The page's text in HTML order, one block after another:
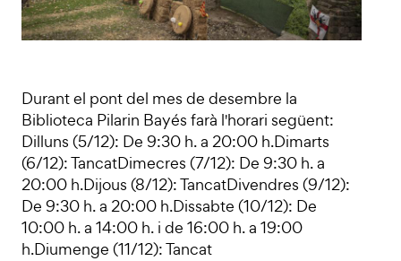
Durant el pont del mes de desembre la
Biblioteca Pilarin Bayés farà l'horari següent:
Dilluns (5/12): De 9:30 h. a 20:00 h.Dimarts
(6/12): TancatDimecres (7/12): De 9:30 h. a
20:00 h.Dijous (8/12): TancatDivendres (9/12):
De 9:30 h. a 20:00 h.Dissabte (10/12): De
10:00 h. a 14:00 h. i de 16:00 h. a 19:00
h.Diumenge (11/12): Tancat